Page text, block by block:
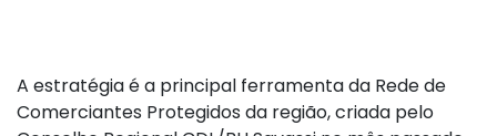
A estratégia é a principal ferramenta da Rede de
Comerciantes Protegidos da região, criada pelo